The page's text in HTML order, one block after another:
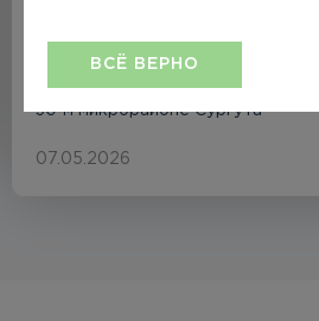
ВСЁ ВЕРНО
социальной
"Северные Строительные
к проектированию пяти
30‑м микрорайоне Сургута
07.05.2026